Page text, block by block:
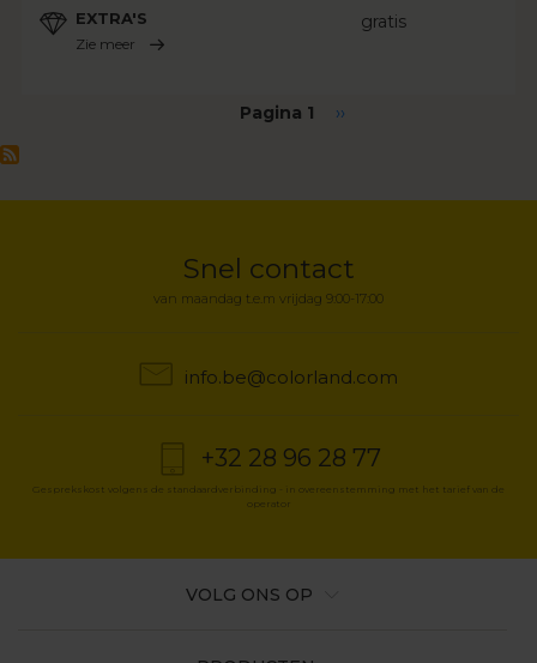
EXTRA'S
Zie meer
gratis
Pagina 1
Volgende
››
Snel contact
van maandag t.e.m vrijdag 9:00-17:00
info.be@colorland.com
+32 28 96 28 77
Gesprekskost volgens de standaardverbinding - in overeenstemming met het tarief van de
operator
VOLG ONS OP